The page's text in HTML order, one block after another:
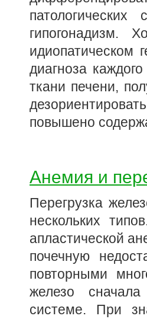
гипогонадизм.
идиопатическом
диагноза
ткани печени,
повышено
Анемия и
Перегрузка
нескольких
апластической
почечную
повторными
железо сначала
системе. При